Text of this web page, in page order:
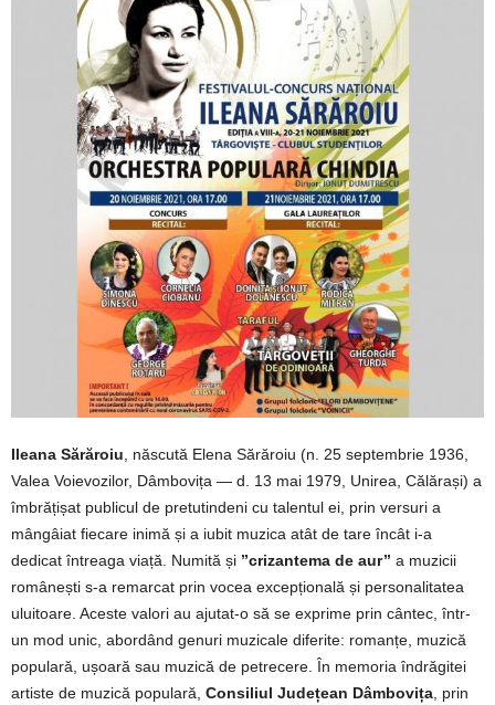
Ileana Sărăroiu , născută Elena Sărăroiu (n. 25 septembrie 1936,
Valea Voievozilor, Dâmbovița — d. 13 mai 1979, Unirea, Călărași) a
îmbrățișat publicul de pretutindeni cu talentul ei, prin versuri a
mângâiat fiecare inimă și a iubit muzica atât de tare încât i-a
dedicat întreaga viață. Numită și ’’crizantema de aur’’ a muzicii
românești s-a remarcat prin vocea excepțională și personalitatea
uluitoare. Aceste valori au ajutat-o să se exprime prin cântec, într-
un mod unic, abordând genuri muzicale diferite: romanțe, muzică
populară, ușoară sau muzică de petrecere. În memoria îndrăgitei
artiste de muzică populară, Consiliul Județean Dâmbovița , prin